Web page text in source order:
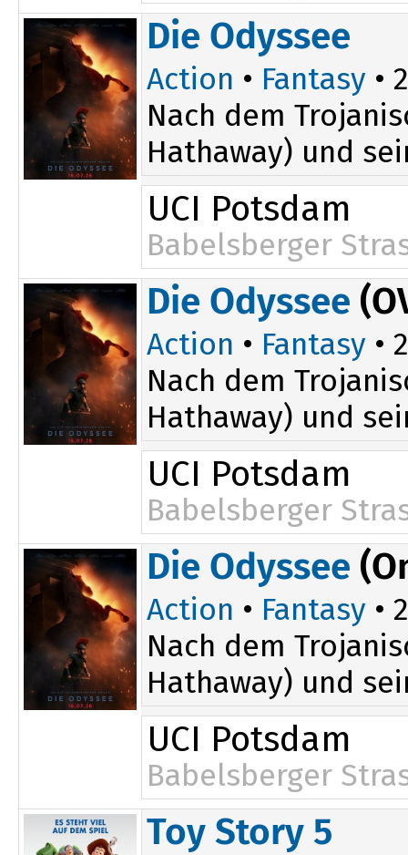
Die Odyssee
Action • Fantasy •
Nach dem
Hathaway) und
UCI Potsdam
Babelsberger
Die Odyssee
Action • Fantasy •
Nach dem
Hathaway) und
UCI Potsdam
Babelsberger
Die Odyssee
Action • Fantasy •
Nach dem
Hathaway) und
UCI Potsdam
Babelsberger
Toy Story 5